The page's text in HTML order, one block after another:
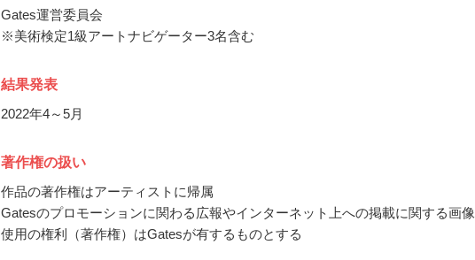
Gates運営委員会
※美術検定1級アートナビゲーター3名含む
結果発表
2022年4～5月
著作権の扱い
作品の著作権はアーティストに帰属
Gatesのプロモーションに関わる広報やインターネット上への掲載に関する画像
使用の権利（著作権）はGatesが有するものとする